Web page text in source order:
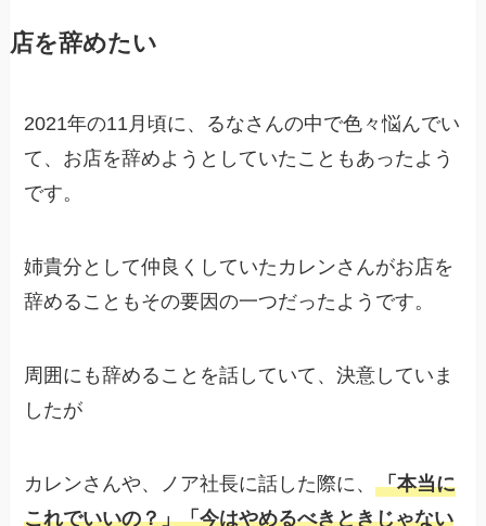
店を辞めたい
2021年の11月頃に、るなさんの中で色々悩んでい
て、お店を辞めようとしていたこともあったよう
です。
姉貴分として仲良くしていたカレンさんがお店を
辞めることもその要因の一つだったようです。
周囲にも辞めることを話していて、決意していま
したが
カレンさんや、ノア社長に話した際に、「本当に
これでいいの？」「今はやめるべきときじゃない